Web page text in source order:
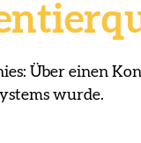
Über einen
wurde.